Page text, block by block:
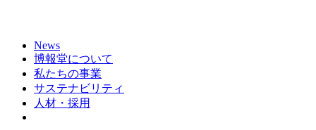
News
博報堂について
私たちの事業
サステナビリティ
人材・採用